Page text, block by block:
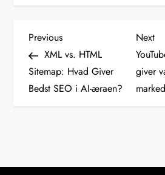
I
n
d
Previous
Post
Previous
XML vs. HTML
Sitemap: Hvad Giver
Bedst SEO i AI-æraen?
Next
Post
Next
giver